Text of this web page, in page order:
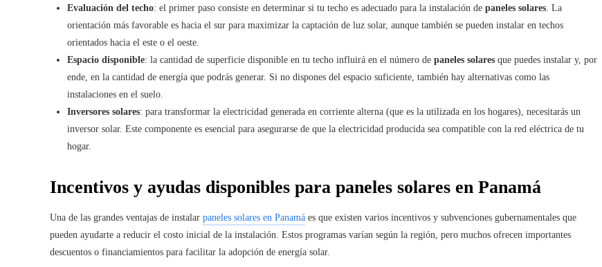
Evaluación del techo: el primer paso consiste en determinar si tu techo es adecuado para la instalación de paneles solares. La
orientación más favorable es hacia el sur para maximizar la captación de luz solar, aunque también se pueden instalar en techos
orientados hacia el este o el oeste.
Espacio disponible: la cantidad de superficie disponible en tu techo influirá en el número de paneles solares que puedes instalar y, por
ende, en la cantidad de energía que podrás generar. Si no dispones del espacio suficiente, también hay alternativas como las
instalaciones en el suelo.
Inversores solares: para transformar la electricidad generada en corriente alterna (que es la utilizada en los hogares), necesitarás un
inversor solar. Este componente es esencial para asegurarse de que la electricidad producida sea compatible con la red eléctrica de tu
hogar.
Incentivos y ayudas disponibles para paneles solares en Panamá
Una de las grandes ventajas de instalar paneles solares en Panamá es que existen varios incentivos y subvenciones gubernamentales que
pueden ayudarte a reducir el costo inicial de la instalación. Estos programas varían según la región, pero muchos ofrecen importantes
descuentos o financiamientos para facilitar la adopción de energía solar.